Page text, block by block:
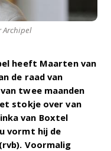
Archipel
heeft Maarten van
de raad van
twee maanden
stokje over van
van Boxtel
vormt hij de
Voormalig